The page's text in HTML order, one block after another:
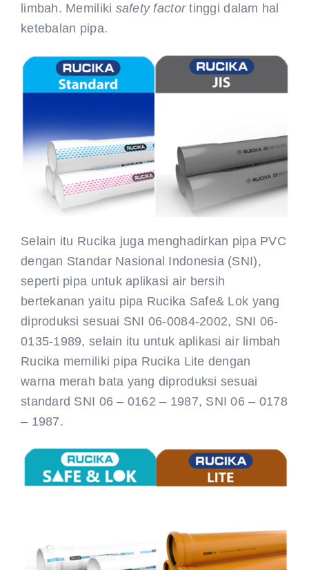
limbah. Memiliki safety factortinggi dalam hal
ketebalan pipa.
Selain itu Rucika juga menghadirkan pipa PVC
dengan Standar Nasional Indonesia (SNI),
seperti pipa untuk aplikasi air bersih
bertekanan yaitu pipa Rucika Safe& Lok yang
diproduksi sesuai SNI 06-0084-2002, SNI 06-
0135-1989, selain itu untuk aplikasi air limbah
Rucika memiliki pipa Rucika Lite dengan
warna merah bata yang diproduksi sesuai
standard SNI 06 – 0162 – 1987, SNI 06 – 0178
– 1987.